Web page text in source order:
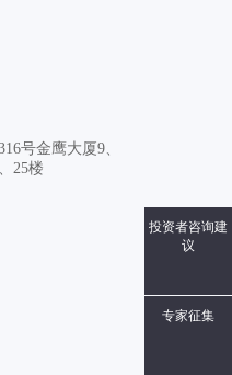
号金鹰大厦9、
25楼
投资者咨询建
议
专家征集